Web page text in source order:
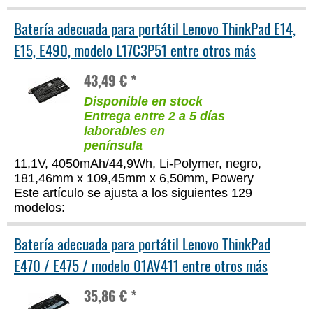
Batería adecuada para portátil Lenovo ThinkPad E14,
E15, E490, modelo L17C3P51 entre otros más
43,49 € *
Disponible en stock
Entrega entre 2 a 5 días
laborables en
península
11,1V, 4050mAh/44,9Wh, Li-Polymer, negro,
181,46mm x 109,45mm x 6,50mm, Powery
Este artículo se ajusta a los siguientes 129
modelos:
Batería adecuada para portátil Lenovo ThinkPad
E470 / E475 / modelo 01AV411 entre otros más
35,86 € *